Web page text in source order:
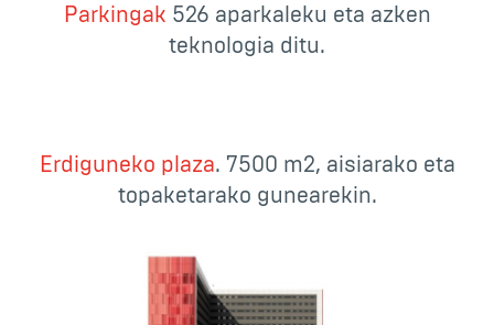
Parkingak 526 aparkaleku eta azken
teknologia ditu.
Erdiguneko plaza. 7500 m2, aisiarako eta
topaketarako gunearekin.